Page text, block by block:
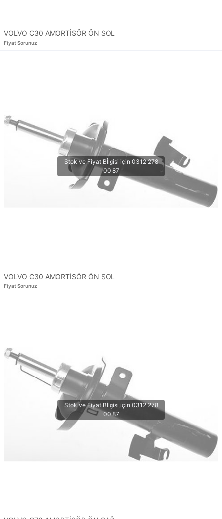
VOLVO C30 AMORTİSÖR ÖN SOL
Fiyat Sorunuz
VOLVO C30 AMORTİSÖR ÖN SOL
Fiyat Sorunuz